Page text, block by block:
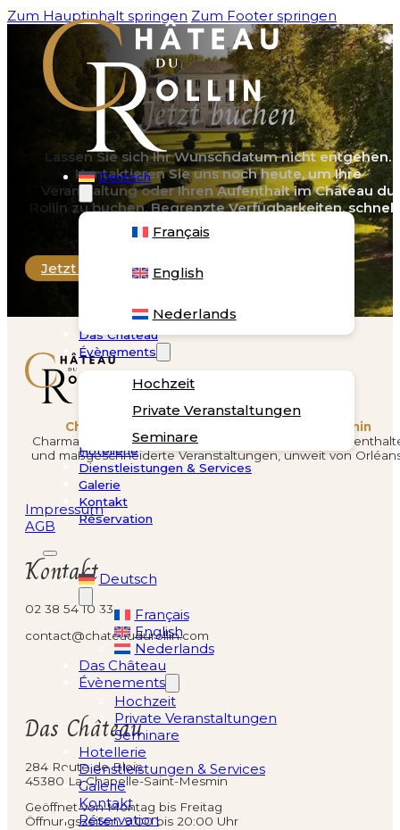
Zum Hauptinhalt springen Zum Footer springen
Deutsch
Français
English
Nederlands
Das Château
Évènements
Hochzeit
Private Veranstaltungen
Seminare
Hotellerie
Dienstleistungen & Services
Galerie
Kontakt
Réservation
Deutsch
Français
English
Nederlands
Das Château
Évènements
Hochzeit
Private Veranstaltungen
Seminare
Hotellerie
Dienstleistungen & Services
Galerie
Kontakt
Réservation
Jetzt buchen
Lassen Sie sich Ihr Wunschdatum nicht entgehen.
Kontaktieren Sie uns noch heute, um Ihre
Veranstaltung oder Ihren Aufenthalt im Château du
Rollin zu buchen. Begrenzte Verfügbarkeiten,
Antworten und persönliche Betreuung.
Jetzt buchen
Château du Rollin – La Chapelle-Saint-Mesmin
Charmantes Anwesen für Hochzeiten, Seminare,
und maßgeschneiderte Veranstaltungen, unweit von
Impressum
AGB
Kontakt
02 38 54 10 33
contact@chateaudurollin.com
Das Château
284 Route de Blois
45380 La Chapelle-Saint-Mesmin
Geöffnet von Montag bis Freitag
Öffnungszeiten: 9:00 bis 20:00 Uhr